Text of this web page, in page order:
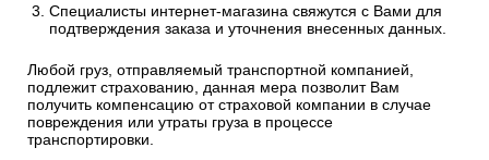
Специалисты интернет-магазина свяжутся с Вами для
подтверждения заказа и уточнения внесенных данных.
Любой груз, отправляемый транспортной компанией,
подлежит страхованию, данная мера позволит Вам
получить компенсацию от страховой компании в случае
повреждения или утраты груза в процессе
транспортировки.